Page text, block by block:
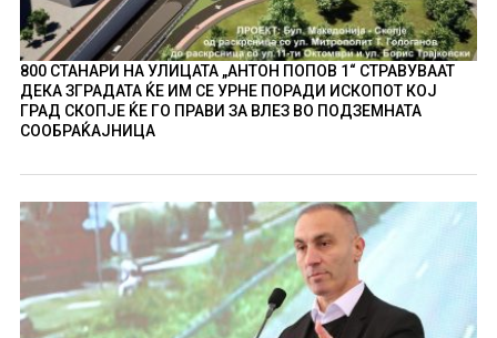
800 СТАНАРИ НА УЛИЦАТА „АНТОН ПОПОВ 1“ СТРАВУВААТ
ДЕКА ЗГРАДАТА ЌЕ ИМ СЕ УРНЕ ПОРАДИ ИСКОПОТ КОЈ
ГРАД СКОПЈЕ ЌЕ ГО ПРАВИ ЗА ВЛЕЗ ВО ПОДЗЕМНАТА
СООБРАЌАЈНИЦА